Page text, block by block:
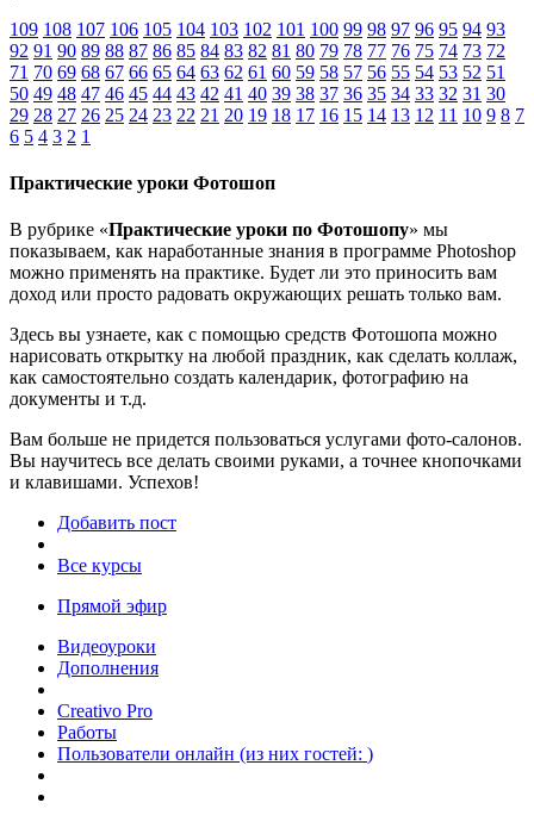
109 108 107 106 105 104 103 102 101 100 99 98 97 96 95 94 93
92 91 90 89 88 87 86 85 84 83 82 81 80 79 78 77 76 75 74 73 72
71 70 69 68 67 66 65 64 63 62 61 60 59 58 57 56 55 54 53 52 51
50 49 48 47 46 45 44 43 42 41 40 39 38 37 36 35 34 33 32 31 30
29 28 27 26 25 24 23 22 21 20 19 18 17 16 15 14 13 12 11 10 9 8 7
6 5 4 3 2 1
Практические уроки Фотошоп
В рубрике «Практические уроки по Фотошопу» мы
показываем, как наработанные знания в программе Photoshop
можно применять на практике. Будет ли это приносить вам
доход или просто радовать окружающих решать только вам.
Здесь вы узнаете, как с помощью средств Фотошопа можно
нарисовать открытку на любой праздник, как сделать коллаж,
как самостоятельно создать календарик, фотографию на
документы и т.д.
Вам больше не придется пользоваться услугами фото-салонов.
Вы научитесь все делать своими руками, а точнее кнопочками
и клавишами. Успехов!
Добавить пост
Все курсы
Прямой эфир
Видеоуроки
Дополнения
Creativo Pro
Работы
Пользователи
онлайн (из них гостей: )